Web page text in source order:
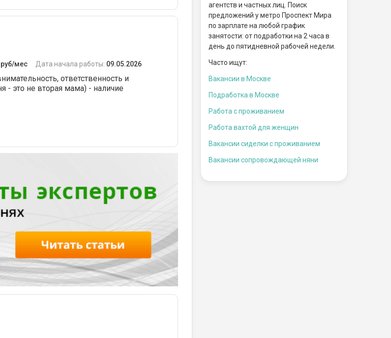
руб/мес Дата начала работы: 09.05.2026
ответственность и
- это не вторая мама) - наличие
агентств и частных лиц. Поиск
предложений у метро Проспект Мира
по зарплате на любой график
занятости: от подработки на 2 часа в
день до пятидневной рабочей недели.
Часто ищут:
Вакансии в Москве
Подработка в Москве
Работа с проживанием
Работа вахтой для женщин
Вакансии сиделки с проживанием
Вакансии сопровождающей няни